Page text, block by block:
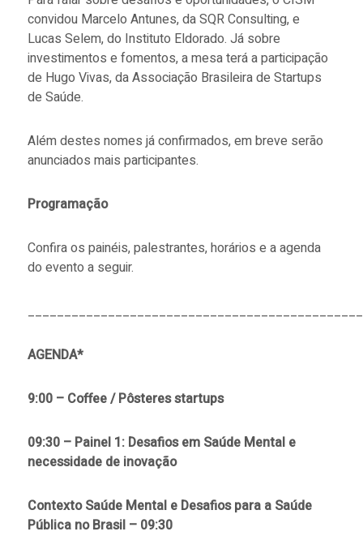
convidou Marcelo Antunes, da SQR Consulting, e
Lucas Selem, do Instituto Eldorado. Já sobre
investimentos e fomentos, a mesa terá a participação
de Hugo Vivas, da Associação Brasileira de Startups
de Saúde.
Além destes nomes já confirmados, em breve serão
anunciados mais participantes.
Programação
Confira os painéis, palestrantes, horários e a agenda
do evento a seguir.
AGENDA*
9:00 – Coffee / Pôsteres startups
09:30 – Painel 1: Desafios em Saúde Mental e
necessidade de inovação
Contexto Saúde Mental e Desafios para a Saúde
Pública no Brasil – 09:30